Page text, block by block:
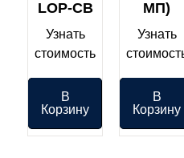
LOP-CB
Узнать
стоимость
В
Корзину
МП)
Узнать
В
Корзину